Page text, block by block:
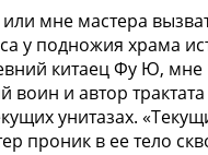
мне мастера
у подножия храма
китаец Фу Ю,
воин и автор
унитазах.
проник в ее тело